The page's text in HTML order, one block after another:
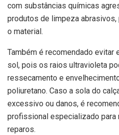
com substâncias químicas
produtos de limpeza
o material.
Também é recomendado evitar
sol, pois os raios ultravioleta
ressecamento e
poliuretano. Caso a sola do
excessivo ou danos, é
profissional especializado para
reparos.